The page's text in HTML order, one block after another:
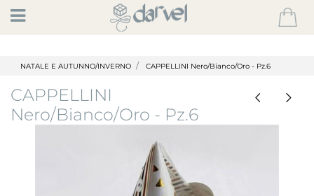
Open
NATALE E AUTUNNO/INVERNO CAPPELLINI Nero/Bianco/Oro - Pz.6
CAPPELLINI
Nero/Bianco/Oro - Pz.6